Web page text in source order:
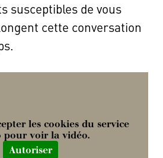
susceptibles de vous
cette conversation
les cookies du service
pour voir la vidéo.
Autoriser